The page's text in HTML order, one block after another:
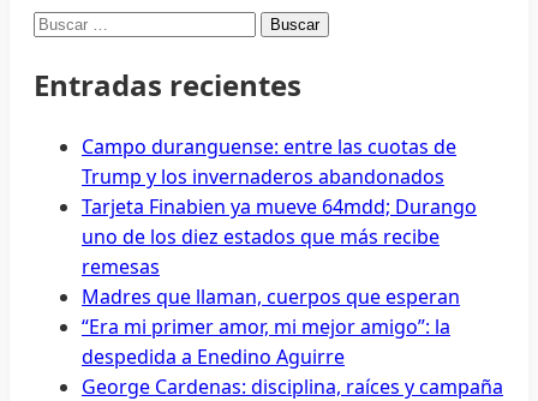
Buscar:
Entradas recientes
Campo duranguense: entre las cuotas de
Trump y los invernaderos abandonados
Tarjeta Finabien ya mueve 64mdd; Durango
uno de los diez estados que más recibe
remesas
Madres que llaman, cuerpos que esperan
“Era mi primer amor, mi mejor amigo”: la
despedida a Enedino Aguirre
George Cardenas: disciplina, raíces y campaña